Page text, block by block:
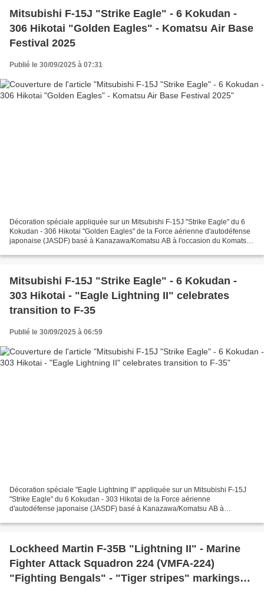
Mitsubishi F-15J "Strike Eagle" - 6 Kokudan -
306 Hikotai "Golden Eagles" - Komatsu Air Base
Festival 2025
Publié le 30/09/2025 à 07:31
Décoration spéciale appliquée sur un Mitsubishi F-15J "Strike Eagle" du 6
Kokudan - 306 Hikotai "Golden Eagles" de la Force aérienne d'autodéfense
japonaise (JASDF) basé à Kanazawa/Komatsu AB à l'occasion du Komatsu
Mitsubishi F-15J "Strike Eagle" - 6 Kokudan -
303 Hikotai - "Eagle Lightning II" celebrates
transition to F-35
Publié le 30/09/2025 à 06:59
Décoration spéciale "Eagle Lightning II" appliquée sur un Mitsubishi F-15J
"Strike Eagle" du 6 Kokudan - 303 Hikotai de la Force aérienne
d'autodéfense japonaise (JASDF) basé à Kanazawa/Komatsu AB à
Lockheed Martin F-35B "Lightning II" - Marine
Fighter Attack Squadron 224 (VMFA-224)
"Fighting Bengals" - "Tiger stripes" markings